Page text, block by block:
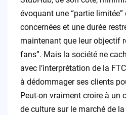
évoquant une “partie
concernées et une durée
maintenant que leur objectif
fans”. Mais la société ne
avec l’interprétation de la
à dédommager ses clients
Peut-on vraiment croire à un
de culture sur le marché de